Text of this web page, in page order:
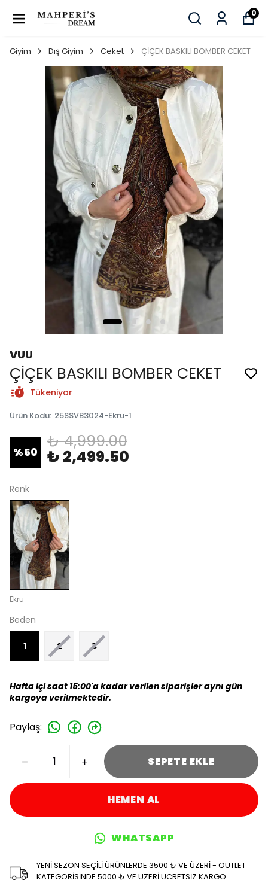
0
Giyim Dış Giyim Ceket ÇİÇEK BASKILI BOMBER CEKET
VUU
ÇİÇEK BASKILI BOMBER CEKET
Tükeniyor
Ürün Kodu: 25SSVB3024-Ekru-1
%50
₺ 4,999.00
₺ 2,499.50
Renk
Ekru
Beden
1 2 3
Hafta içi saat 15:00'a kadar verilen siparişler aynı gün
kargoya verilmektedir.
Paylaş:
SEPETE EKLE
HEMEN AL
WHATSAPP
YENİ SEZON SEÇİLİ ÜRÜNLERDE 3500 ₺ VE ÜZERİ - OUTLET
KATEGORİSİNDE 5000 ₺ VE ÜZERİ ÜCRETSİZ KARGO